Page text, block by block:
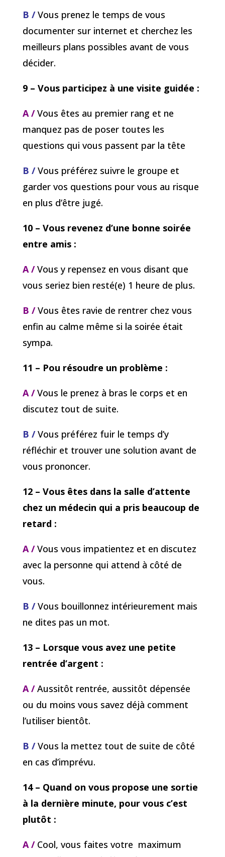
B / Vous prenez le temps de vous
documenter sur internet et cherchez les
meilleurs plans possibles avant de vous
décider.
9 – Vous participez à une visite guidée :
A /Vous êtes au premier rang et ne
manquez pas de poser toutes les
questions qui vous passent par la tête
B /Vous préférez suivre le groupe et
garder vos questions pour vous au risque
en plus d’être jugé.
10 – Vous revenez d’une bonne soirée
entre amis :
A /Vous y repensez en vous disant que
vous seriez bien resté(e) 1 heure de plus.
B /Vous êtes ravie de rentrer chez vous
enfin au calme même si la soirée était
sympa.
11 – Pou résoudre un problème :
A /Vous le prenez à bras le corps et en
discutez tout de suite.
B /Vous préférez fuir le temps d’y
réfléchir et trouver une solution avant de
vous prononcer.
12 – Vous êtes dans la salle d’attente
chez un médecin qui a pris beaucoup de
retard :
A /Vous vous impatientez et en discutez
avec la personne qui attend à côté de
vous.
B /Vous bouillonnez intérieurement mais
ne dites pas un mot.
13 – Lorsque vous avez une petite
rentrée d’argent :
A / Aussitôt rentrée, aussitôt dépensée
ou du moins vous savez déjà comment
l’utiliser bientôt.
B /Vous la mettez tout de suite de côté
en cas d’imprévu.
14 – Quand on vous propose une sortie
à la dernière minute, pour vous c’est
plutôt :
A / Cool, vous faites votre maximum